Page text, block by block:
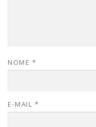
NOME *
E-MAIL *